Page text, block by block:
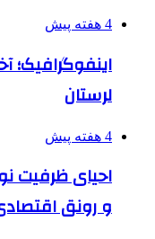
4 هفته پیش
لرستان
4 هفته پیش
احیای ظرفیت
و رونق